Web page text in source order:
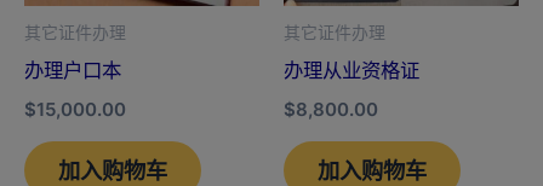
其它证件办理
办理户口本
$15,000.00
加入购物车
其它证件办理
办理从业资格证
$8,800.00
加入购物车